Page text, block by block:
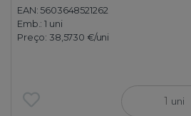
EAN: 5603648521262
Emb.:1 uni
Preço: 38,5730 €/uni
uni